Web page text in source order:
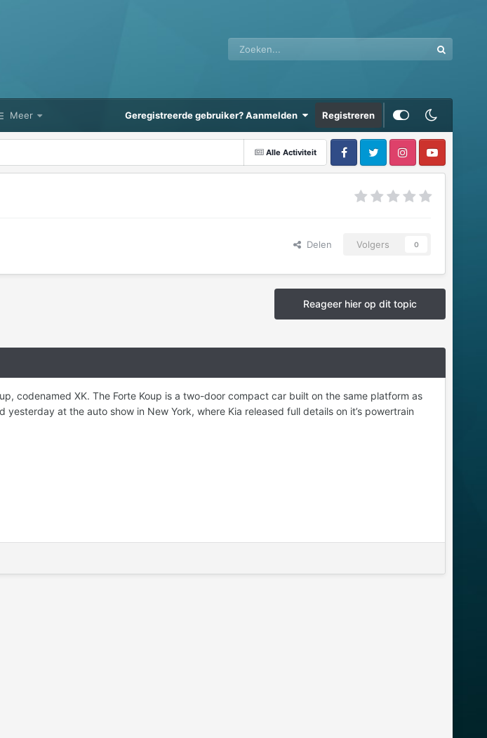
Meer Geregistreerde gebruiker? Aanmelden Registreren
Alle Activiteit
Delen Volgers 0
Reageer hier op dit topic
codenamed XK. The Forte Koup is a two-door compact car built on the same platform as
at the auto show in New York, where Kia released full details on it’s powertrain